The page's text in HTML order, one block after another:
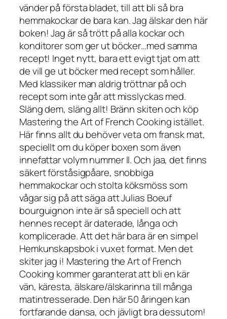
vänder på första bladet, till att bli så bra
hemmakockar de bara kan. Jag älskar den här
boken! Jag är så trött på alla kockar och
konditorer som ger ut böcker…med samma
recept! Inget nytt, bara ett evigt tjat om att
de vill ge ut böcker med recept som håller.
Med klassiker man aldrig tröttnar på och
recept som inte går att misslyckas med.
Släng dem, släng allt! Bränn skiten och köp
Mastering the Art of French Cookingistället.
Här finns allt du behöver veta om fransk mat,
speciellt om du köper boxen som även
innefattar volym nummer II. Och jaa, det finns
säkert förståsigpåare, snobbiga
hemmakockar och stolta köksmöss som
vågar sig på att säga att Julias Boeuf
bourguignon inte är så speciell och att
hennes recept är daterade, långa och
komplicerade. Att det här bara är en simpel
Hemkunskapsbok i vuxet format. Men det
skiter jag i! Mastering the Art of French
Cooking kommer garanterat att bli en kär
vän, käresta, älskare/älskarinna till många
matintresserade. Den här 50 åringen kan
fortfarande dansa, och jävligt bra dessutom!